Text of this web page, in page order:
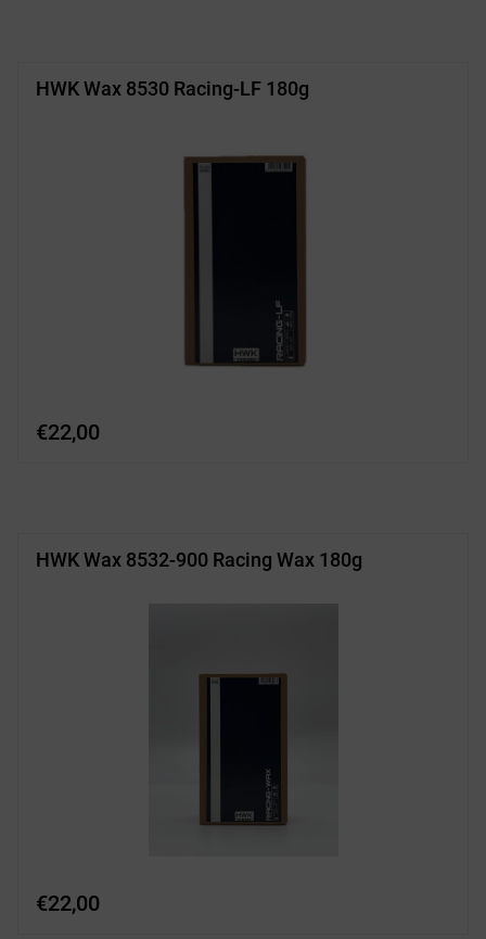
HWK Wax 8530 Racing-LF 180g
€22,00
HWK Wax 8532-900 Racing Wax 180g
€22,00